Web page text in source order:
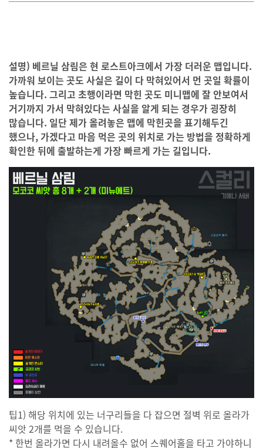
설명) 베르닐 삼림은 현 로스트아크에서 가장 더러운 맵입니다.
가까워 보이는 곳도 사실은 길이 다 막혀있어서 먼 곳일 확률이
높습니다. 그리고 초행이라면 막힌 곳도 미니맵에 잘 안보여서
거기까지 가서 막혀있다는 사실을 알게 되는 경우가 굉장히
많습니다. 일단 제가 올려놓은 맵에 막힌곳을 표기해두긴
했으나, 가겠다고 마음 먹은 곳의 위치로 가는 방법을 정확하게
확인한 뒤에 출발하는게 가장 빠르게 가는 길입니다.
팁1) 해당 위치에 있는 너구리들을 다 잡으면 절벽 위로 올라가
씨앗 2개를 먹을 수 있습니다.
* 한번 올라가면 다시 내려올수 없어 스퀘어홀을 타고 가야하니